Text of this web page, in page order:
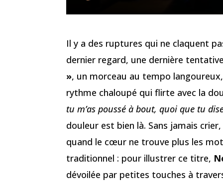
Il y a des ruptures qui ne claquent
dernier regard, une dernière
», un morceau au tempo
rythme chaloupé qui flirte avec la
tu m’as poussé à bout, quoi que tu
douleur est bien là. Sans jamais
quand le cœur ne trouve plus les
traditionnel : pour illustrer ce titre,
dévoilée par petites touches à